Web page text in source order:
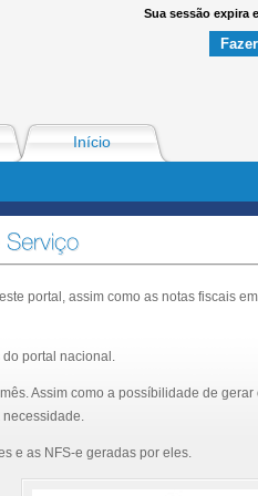
Sua sessão expira
Início
portal, assim como as notas fiscais
do portal nacional.
Assim como a possíbilidade de gerar
necessidade.
e as NFS-e geradas por eles.